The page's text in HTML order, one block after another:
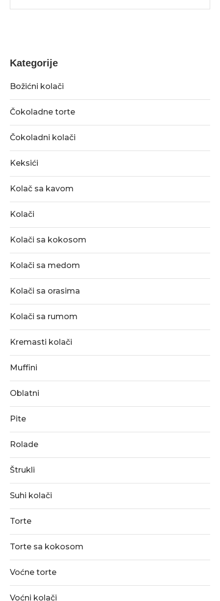
Kategorije
Božićni kolači
Čokoladne torte
Čokoladni kolači
Keksići
Kolač sa kavom
Kolači
Kolači sa kokosom
Kolači sa medom
Kolači sa orasima
Kolači sa rumom
Kremasti kolači
Muffini
Oblatni
Pite
Rolade
Štrukli
Suhi kolači
Torte
Torte sa kokosom
Voćne torte
Voćni kolači